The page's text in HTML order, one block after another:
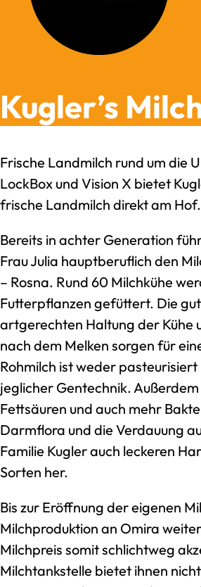
Kugler’s
Frische Landmilch rund um die
LockBox und Vision X bietet
frische Landmilch direkt am Hof.
Bereits in achter Generation
Frau Julia hauptberuflich den
– Rosna. Rund 60 Milchkühe
Futterpflanzen gefüttert. Die
artgerechten Haltung der Kühe
nach dem Melken sorgen für
Rohmilch ist weder
jeglicher Gentechnik.
Fettsäuren und auch mehr
Darmflora und die Verdauung
Familie Kugler auch leckeren
Sorten her.
Bis zur Eröffnung der eigenen
Milchproduktion an Omira
Milchpreis somit schlichtweg
Milchtankstelle bietet ihnen